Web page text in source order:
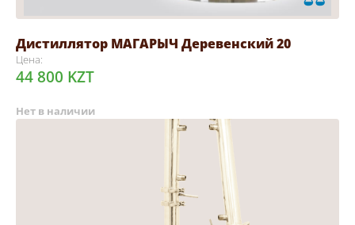
Дистиллятор МАГАРЫЧ Деревенский 20
Цена:
44 800 KZT
Нет в наличии